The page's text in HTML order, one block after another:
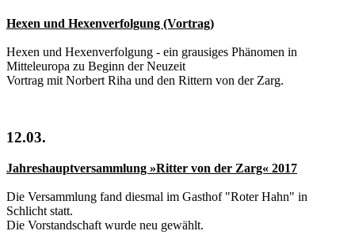
Hexen und Hexenverfolgung (Vortrag)
Hexen und Hexenverfolgung - ein grausiges Phänomen in
Mitteleuropa zu Beginn der Neuzeit
Vortrag mit Norbert Riha und den Rittern von der Zarg.
12.03.
Jahreshauptversammlung »Ritter von der Zarg« 2017
Die Versammlung fand diesmal im Gasthof "Roter Hahn" in
Schlicht statt.
Die Vorstandschaft wurde neu gewählt.